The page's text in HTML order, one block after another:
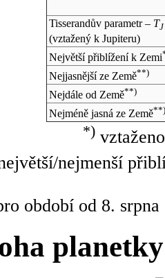
Tisserandův parametr – TJ
(vztažený k Jupiteru)
Největší přiblížení k Zemi
Nejjasnější ze Země**)
Nejdále od Země**)
Nejméně jasná ze Země**)
*)
nejmenší
období od 8.